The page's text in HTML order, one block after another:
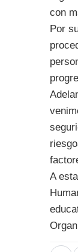
con
Por
A